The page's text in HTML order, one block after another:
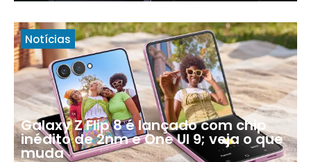
Notícias
Galaxy Z Flip 8 é lançado com chip
inédito de 2nm e One UI 9; veja o que
muda